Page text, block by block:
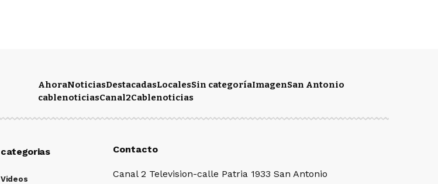
AhoraNoticiasDestacadasLocalesSin categoríaImagenSan Antonio
cablenoticiasCanal2Cablenoticias
categorias
Videos
Contacto
Canal 2 Television-calle Patria 1933 San Antonio